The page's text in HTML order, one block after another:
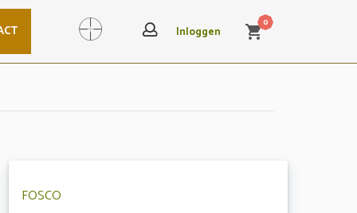
Inloggen shopping_cart0
Search
FOSCO